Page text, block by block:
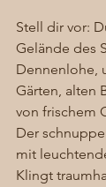
Stell dir vor:
Gelände des
Dennenlohe,
Gärten, alten
von frischem
Der
mit
Klingt